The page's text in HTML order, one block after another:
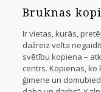
Bruknas
Ir vietas, kurās,
dažreiz velta
svētību kopiena –
centrs. Kopienas,
ģimene un